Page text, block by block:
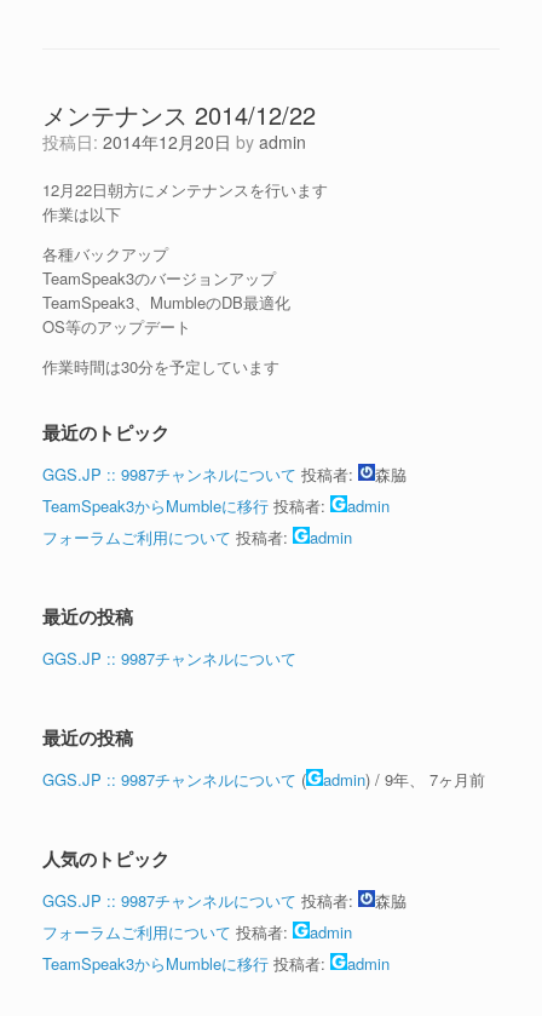
メンテナンス 2014/12/22
投稿日: 2014年12月20日 by admin
12月22日朝方にメンテナンスを行います
作業は以下
各種バックアップ
TeamSpeak3のバージョンアップ
TeamSpeak3、MumbleのDB最適化
OS等のアップデート
作業時間は30分を予定しています
最近のトピック
GGS.JP :: 9987チャンネルについて 投稿者:
森脇
TeamSpeak3からMumbleに移行 投稿者:
admin
フォーラムご利用について 投稿者: admin
最近の投稿
GGS.JP :: 9987チャンネルについて
最近の投稿
GGS.JP :: 9987チャンネルについて ( admin) / 9年、 7ヶ月前
人気のトピック
GGS.JP :: 9987チャンネルについて 投稿者:
森脇
フォーラムご利用について 投稿者:
admin
TeamSpeak3からMumbleに移行 投稿者: admin